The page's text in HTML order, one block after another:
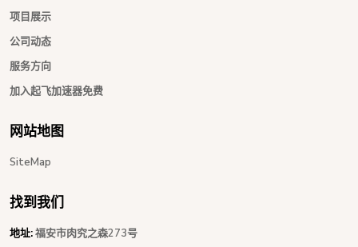
项目展示
公司动态
服务方向
加入起飞加速器免费
网站地图
SiteMap
找到我们
地址:福安市肉究之森273号